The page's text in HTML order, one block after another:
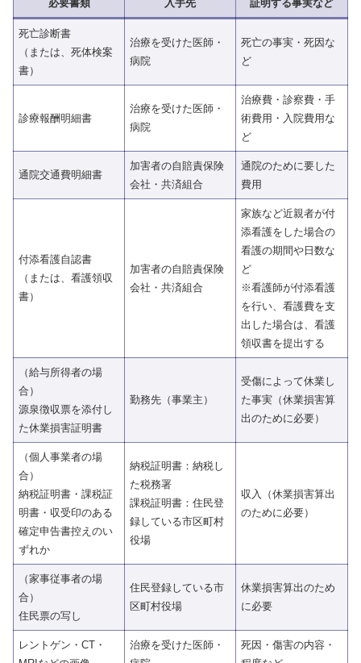
必要書類 入手先 証明する事実など
死亡診断書
（または、死体検案
書）
治療を受けた医師・
病院
死亡の事実・死因な
ど
診療報酬明細書
治療を受けた医師・
病院
治療費・診察費・手
術費用・入院費用な
ど
通院交通費明細書
加害者の自賠責保険
会社・共済組合
通院のために要した
費用
付添看護自認書
（または、看護領収
書）
加害者の自賠責保険
会社・共済組合
家族など近親者が付
添看護をした場合の
看護の期間や日数な
ど
※看護師が付添看護
を行い、看護費を支
出した場合は、看護
領収書を提出する
（給与所得者の場
合）
源泉徴収票を添付し
た休業損害証明書
勤務先（事業主）
受傷によって休業し
た事実（休業損害算
出のために必要）
（個人事業者の場
合）
納税証明書・課税証
明書・収受印のある
確定申告書控えのい
ずれか
納税証明書：納税し
た税務署
課税証明書：住民登
録している市区町村
役場
収入（休業損害算出
のために必要）
（家事従事者の場
合）
住民票の写し
住民登録している市
区町村役場
休業損害算出のため
に必要
レントゲン・CT・
治療を受けた医師・
死因・傷害の内容・